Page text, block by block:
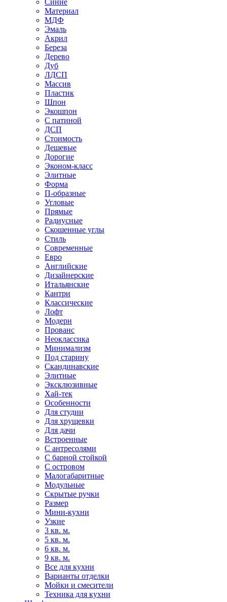
Синие
Материал
МДФ
Эмаль
Акрил
Береза
Дерево
Дуб
ЛДСП
Массив
Пластик
Шпон
Экошпон
С патиной
ДСП
Стоимость
Дешевые
Дорогие
Эконом-класс
Элитные
Форма
П-образные
Угловые
Прямые
Радиусные
Скошенные углы
Стиль
Современные
Евро
Английские
Дизайнерские
Итальянские
Кантри
Классические
Лофт
Модерн
Прованс
Неоклассика
Минимализм
Под старину
Скандинавские
Элитные
Эксклюзивные
Хай-тек
Особенности
Для студии
Для хрущевки
Для дачи
Встроенные
С антресолями
С барной стойкой
С островом
Малогабаритные
Модульные
Скрытые ручки
Размер
Мини-кухни
Узкие
3 кв. м.
5 кв. м.
6 кв. м.
9 кв. м.
Все для кухни
Варианты отделки
Мойки и смесители
Техника для кухни